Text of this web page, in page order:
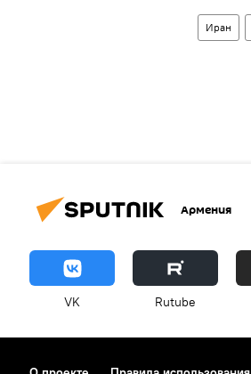
Иран
Армения
VK Rutube